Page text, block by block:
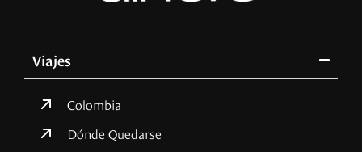
Viajes
Colombia
Dónde Quedarse